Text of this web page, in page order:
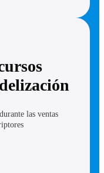
las ventas